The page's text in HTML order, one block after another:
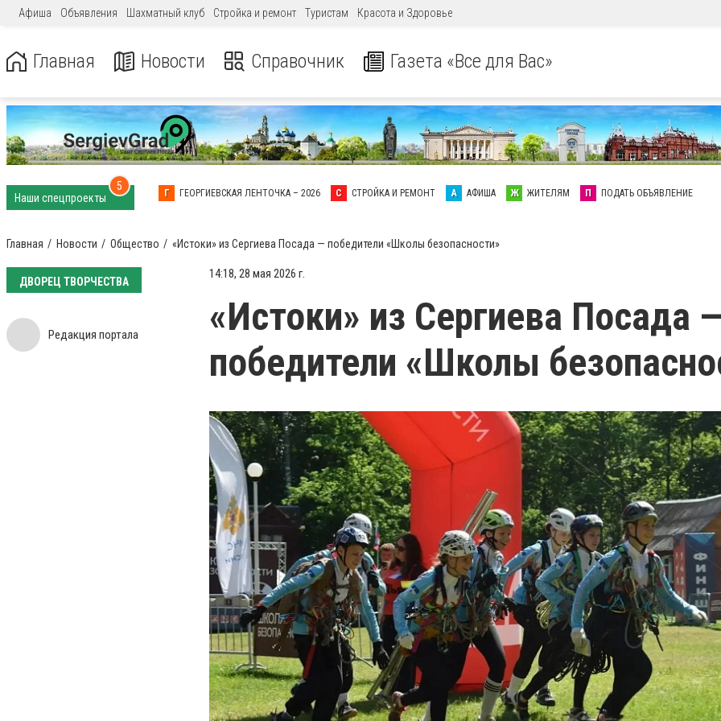
Афиша Объявления Шахматный клуб Стройка и ремонт Туристам Красота и Здоровье
Главная Новости Справочник Газета «Все для Вас»
Наши спецпроекты
5
Г ГЕОРГИЕВСКАЯ ЛЕНТОЧКА – 2026 С СТРОЙКА И РЕМОНТ А АФИША Ж ЖИТЕЛЯМ П ПОДАТЬ ОБЪЯВЛЕНИЕ
Главная Новости Общество «Истоки» из Сергиева Посада — победители «Школы безопасности»
ДВОРЕЦ ТВОРЧЕСТВА
Редакция портала
14:18, 28 мая 2026 г.
«Истоки» из Сергиева Посада
победители «Школы